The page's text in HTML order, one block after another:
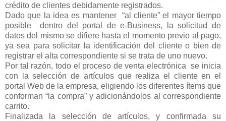
crédito de clientes debidamente registrados.
Dado que la idea es mantener
“al cliente” el mayor tiempo
posible
dentro del portal de e-Business, la solicitud de
datos del mismo se difiere hasta el momento previo al pago,
ya sea para solicitar la identificación del cliente o bien de
registrar el alta correspondiente si se trata de uno nuevo.
Por tal razón, todo el proceso de venta electrónica
se inicia
con la selección de artículos que realiza el cliente en el
portal Web de la empresa, eligiendo los diferentes ítems que
conforman “la compra” y adicionándolos al correspondiente
carrito.
Finalizada la selección de artículos, y confirmada su